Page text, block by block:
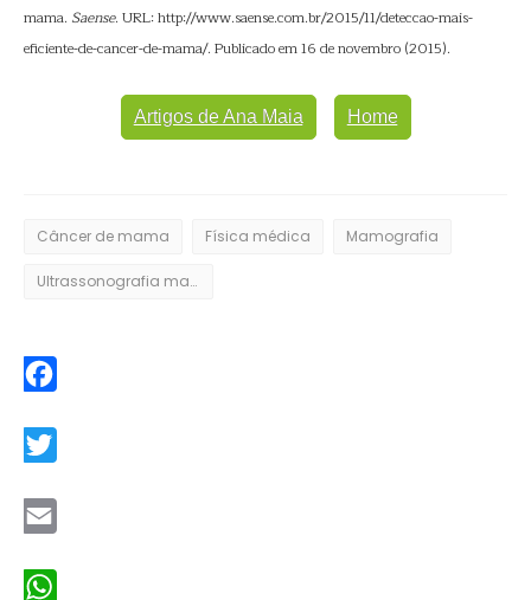
mama. Saense. URL: http://www.saense.com.br/2015/11/deteccao-mais-
eficiente-de-cancer-de-mama/. Publicado em 16 de novembro (2015).
Artigos de Ana Maia Home
Câncer de mama Física médica Mamografia
Ultrassonografia mamária